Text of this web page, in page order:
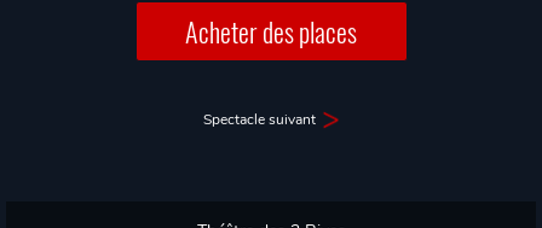
Acheter des places
Spectacle suivant